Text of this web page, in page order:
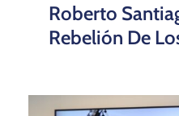
Roberto
Rebelión De